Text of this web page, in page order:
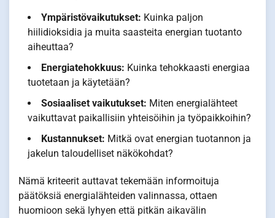
Ympäristövaikutukset: Kuinka paljon
hiilidioksidia ja muita saasteita energian tuotanto
aiheuttaa?
Energiatehokkuus: Kuinka tehokkaasti energiaa
tuotetaan ja käytetään?
Sosiaaliset vaikutukset: Miten energialähteet
vaikuttavat paikallisiin yhteisöihin ja työpaikkoihin?
Kustannukset: Mitkä ovat energian tuotannon ja
jakelun taloudelliset näkökohdat?
Nämä kriteerit auttavat tekemään informoituja
päätöksiä energialähteiden valinnassa, ottaen
huomioon sekä lyhyen että pitkän aikavälin